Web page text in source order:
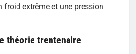
froid extrême et une pression
théorie trentenaire